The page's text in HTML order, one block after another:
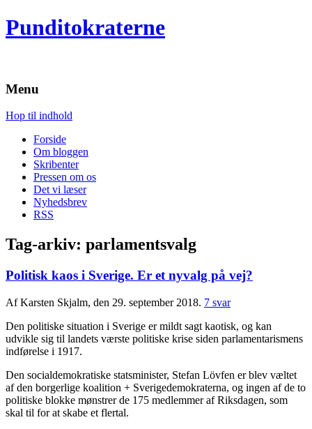
Punditokraterne
Menu
Hop til indhold
Forside
Om bloggen
Skribenter
Pressen om os
Det vi læser
Nyhedsbrev
RSS
Tag-arkiv: parlamentsvalg
Politisk kaos i Sverige. Er et nyvalg på vej?
Af Karsten Skjalm, den 29. september 2018. 7 svar
Den politiske situation i Sverige er mildt sagt kaotisk, og kan
udvikle sig til landets værste politiske krise siden parlamentarismens
indførelse i 1917.
Den socialdemokratiske statsminister, Stefan Lövfen er blev væltet
af den borgerlige koalition + Sverigedemokraterna, og ingen af de to
politiske blokke mønstrer de 175 medlemmer af Riksdagen, som
skal til for at skabe et flertal.